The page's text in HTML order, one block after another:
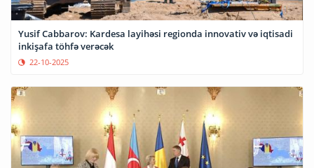
Yusif Cabbarov: Kardesa layihəsi regionda innovativ və iqtisadi
inkişafa töhfə verəcək
22-10-2025